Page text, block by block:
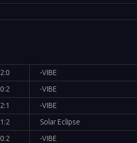
2:0
-VIBE
0:2
-VIBE
2:1
-VIBE
1:2
Solar Eclipse
0:2 -VIBE